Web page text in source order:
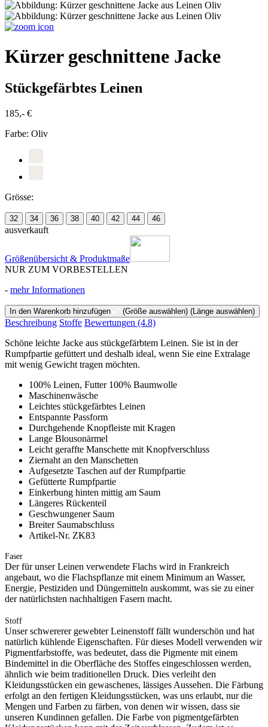
Kürzer geschnittene Jacke
Stückgefärbtes Leinen
185,- €
Farbe: Oliv
Grösse:
32 34 36 38 40 42 44 46
ausverkauft
Größenübersicht & Produktmaße
NUR ZUM VORBESTELLEN
- mehr Informationen
In den Warenkorb hinzufügen (Größe auswählen) (Länge auswählen)
Beschreibung Stoffe Bewertungen (4.8)
Schöne leichte Jacke aus stückgefärbtem Leinen. Sie ist in der
Rumpfpartie gefüttert und deshalb ideal, wenn Sie eine Extralage
mit wenig Gewicht tragen möchten.
100% Leinen, Futter 100% Baumwolle
Maschinenwäsche
Leichtes stückgefärbtes Leinen
Entspannte Passform
Durchgehende Knopfleiste mit Kragen
Lange Blousonärmel
Leicht geraffte Manschette mit Knopfverschluss
Ziernaht an den Manschetten
Aufgesetzte Taschen auf der Rumpfpartie
Gefütterte Rumpfpartie
Einkerbung hinten mittig am Saum
Längeres Rückenteil
Geschwungener Saum
Breiter Saumabschluss
Artikel-Nr. ZK83
Faser
Der für unser Leinen verwendete Flachs wird in Frankreich
angebaut, wo die Flachspflanze mit einem Minimum an Wasser,
Energie, Pestiziden und Düngemitteln auskommt, was sie zu einer
der natürlichsten nachhaltigen Fasern macht.
Stoff
Unser schwererer gewebter Leinenstoff fällt wunderschön und hat
natürlich kühlende Eigenschaften. Für dieses Modell verwenden wir
Pigmentfarbstoffe, was bedeutet, dass die Pigmente mit einem
Bindemittel in die Oberfläche des Stoffes eingeschlossen werden,
ähnlich wie beim traditionellen Druck. Dies verleiht den
Kleidungsstücken ein gewaschenes, lässiges Aussehen. Die Färbung
erfolgt an den fertigen Kleidungsstücken, was uns erlaubt, nur die
Mengen und Farben zu färben, von denen wir wissen, dass sie
unseren Kundinnen gefallen. Die Farbe von pigmentgefärbten